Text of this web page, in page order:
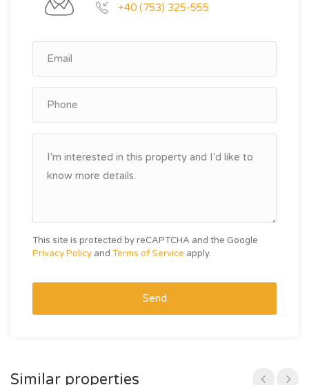
+40 (753) 325-555
This site is protected by reCAPTCHA and the Google
Privacy Policy and Terms of Service apply.
Send
Similar properties